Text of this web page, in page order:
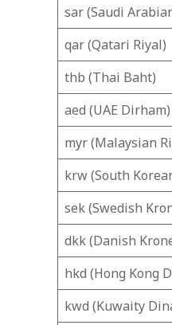
sar (Saudi
qar (Qatari Riyal)
thb (Thai Baht)
aed (UAE Dirham)
myr (Malaysian
krw (South
sek (Swedish
dkk (Danish
hkd (Hong Kong
kwd (Kuwaity